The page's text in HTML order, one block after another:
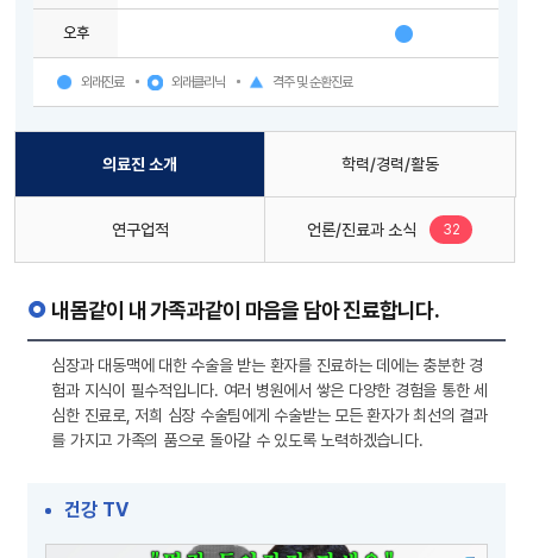
오후
외래진료 외래클리닉 격주 및 순환진료
의료진 소개 학력/경력/활동
연구업적 언론/진료과 소식 32
내몸같이 내 가족과같이 마음을 담아 진료합니다.
심장과 대동맥에 대한 수술을 받는 환자를 진료하는 데에는 충분한 경
험과 지식이 필수적입니다. 여러 병원에서 쌓은 다양한 경험을 통한 세
심한 진료로, 저희 심장 수술팀에게 수술받는 모든 환자가 최선의 결과
를 가지고 가족의 품으로 돌아갈 수 있도록 노력하겠습니다.
건강 TV